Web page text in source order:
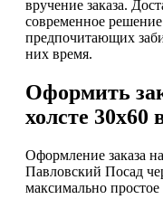
вручение заказа.
современное
предпочитающих
них время.
Оформить
холсте
Оформление заказа
Павловский Посад
максимально